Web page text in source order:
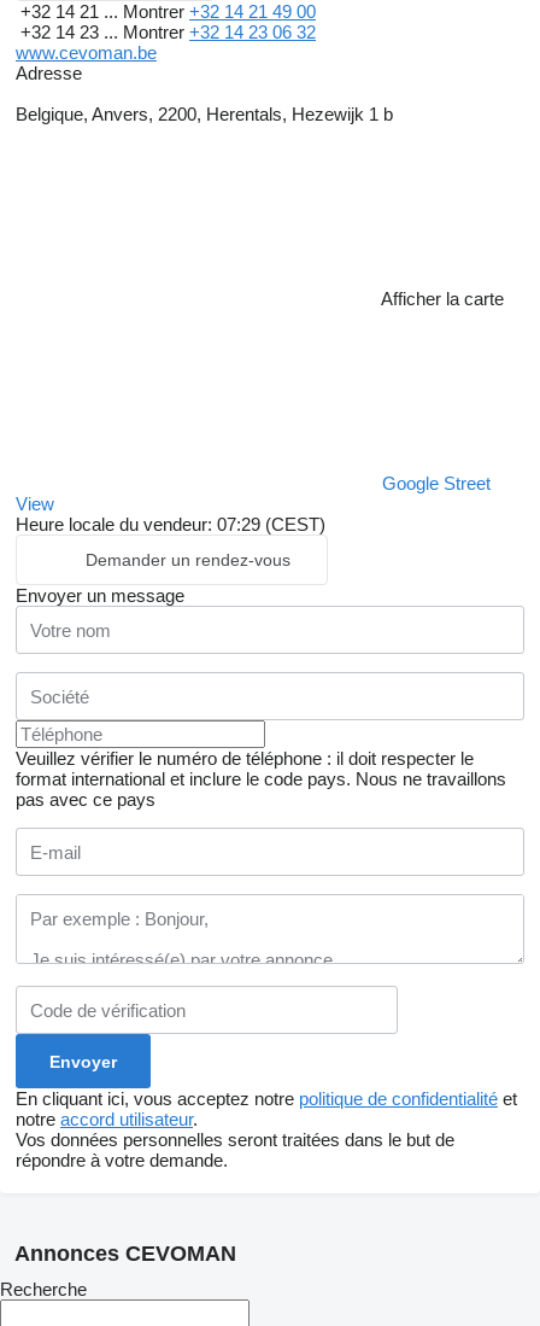
+32 14 21 ... Montrer +32 14 21 49 00
+32 14 23 ... Montrer +32 14 23 06 32
www.cevoman.be
Adresse
Belgique, Anvers, 2200, Herentals, Hezewijk 1 b
Afficher la carte
Google Street
View
Heure locale du vendeur: 07:29 (CEST)
Demander un rendez-vous
Envoyer un message
Veuillez vérifier le numéro de téléphone : il doit respecter le
format international et inclure le code pays. Nous ne travaillons
pas avec ce pays
En cliquant ici, vous acceptez notre politique de confidentialité et
notre accord utilisateur.
Vos données personnelles seront traitées dans le but de
répondre à votre demande.
Annonces CEVOMAN
Recherche